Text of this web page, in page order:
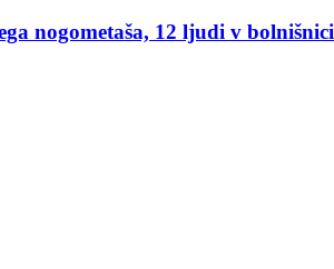
nogometaša, 12 ljudi v bolnišnici